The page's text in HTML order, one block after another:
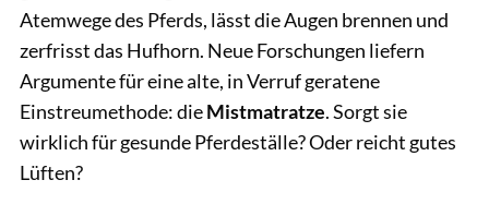
Atemwege des Pferds, lässt die Augen brennen und
zerfrisst das Hufhorn. Neue Forschungen liefern
Argumente für eine alte, in Verruf geratene
Einstreumethode: dieMistmatratze. Sorgt sie
wirklich für gesunde Pferdeställe? Oder reicht gutes
Lüften?